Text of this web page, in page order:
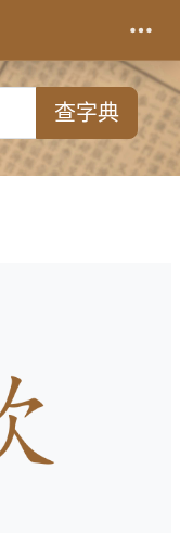
查字典